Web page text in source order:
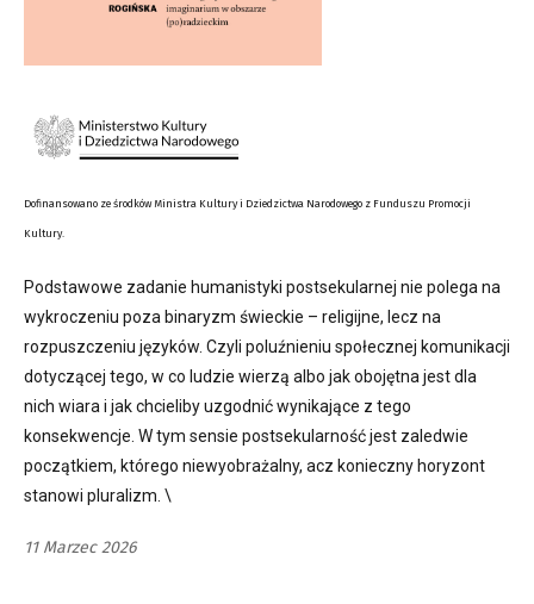
Dofinansowano ze środków Ministra Kultury i Dziedzictwa Narodowego z Funduszu Promocji
Kultury.
Podstawowe zadanie humanistyki postsekularnej nie polega na
wykroczeniu poza binaryzm świeckie – religijne, lecz na
rozpuszczeniu języków. Czyli poluźnieniu społecznej komunikacji
dotyczącej tego, w co ludzie wierzą albo jak obojętna jest dla
nich wiara i jak chcieliby uzgodnić wynikające z tego
konsekwencje. W tym sensie postsekularność jest zaledwie
początkiem, którego niewyobrażalny, acz konieczny horyzont
stanowi pluralizm. \
11 Marzec 2026